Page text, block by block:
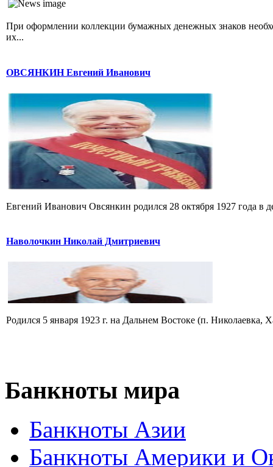
При оформлении коллекции бумажных денежных знаков
их...
ОВСЯНКИН Евгений Иванович
Евгений Иванович Овсянкин родился 28 октября 1927 года в
Наволочкин Николай Дмитриевич
Родился 5 января 1923 г. на Дальнем Востоке (п. Николаевка,
Банкноты мира
Банкноты Азии
Банкноты Америки и